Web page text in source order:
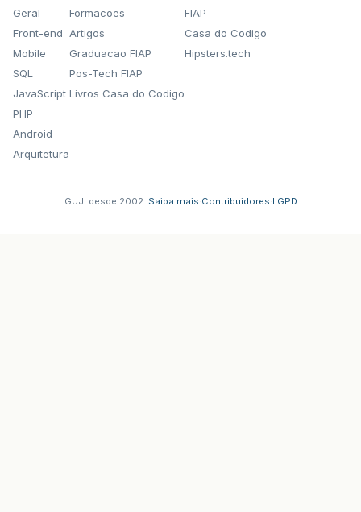
Geral
Front-end
Mobile
SQL
JavaScript
PHP
Android
Arquitetura
Formacoes
Artigos
Graduacao FIAP
Pos-Tech FIAP
Livros Casa do Codigo
FIAP
Casa do Codigo
Hipsters.tech
GUJ: desde 2002. Saiba mais Contribuidores LGPD